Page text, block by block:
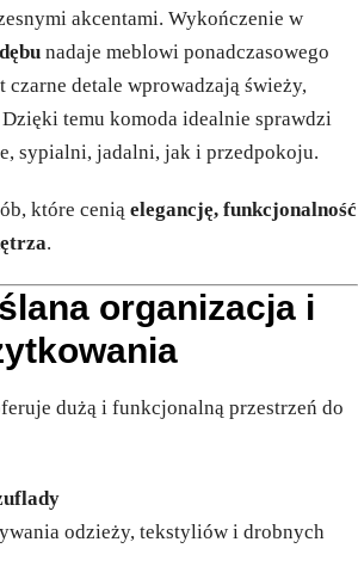
akcentami. Wykończenie w
nadaje meblowi ponadczasowego
czarne detale wprowadzają świeży,
Dzięki temu komoda idealnie sprawdzi
sypialni, jadalni, jak i przedpokoju.
które cenią elegancję, funkcjonalność
.
organizacja i
dużą i funkcjonalną przestrzeń do
odzieży, tekstyliów i drobnych